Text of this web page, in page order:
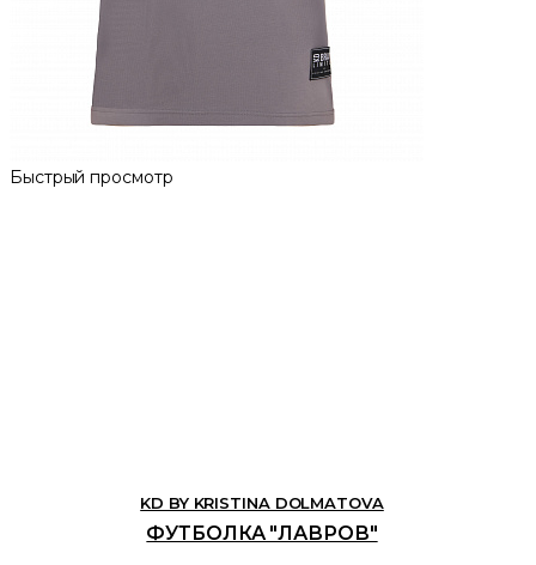
Быстрый просмотр
KD BY KRISTINA DOLMATOVA
ФУТБОЛКА "ЛАВРОВ"